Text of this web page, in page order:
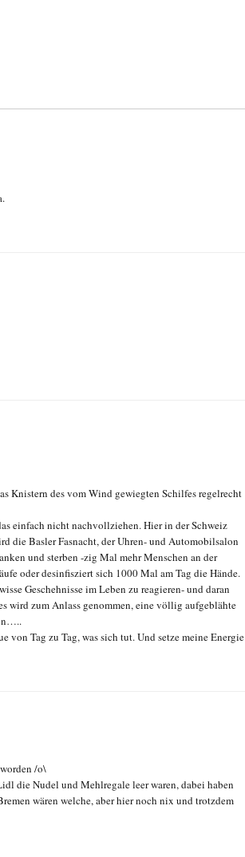
Knistern des vom Wind gewiegten Schilfes regelrecht
einfach nicht nachvollziehen. Hier in der Schweiz
die Basler Fasnacht, der Uhren- und Automobilsalon
und sterben -zig Mal mehr Menschen an der
oder desinfisziert sich 1000 Mal am Tag die Hände.
Geschehnisse im Leben zu reagieren- und daran
wird zum Anlass genommen, eine völlig aufgeblähte
von Tag zu Tag, was sich tut. Und setze meine Energie
/o\
die Nudel und Mehlregale leer waren, dabei haben
wären welche, aber hier noch nix und trotzdem